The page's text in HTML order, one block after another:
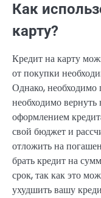
Как
карту?
Кредит на карту
от покупки
Однако, необходимо
необходимо
оформлением
свой бюджет и
отложить на
брать кредит на
срок, так как это
ухудшить вашу